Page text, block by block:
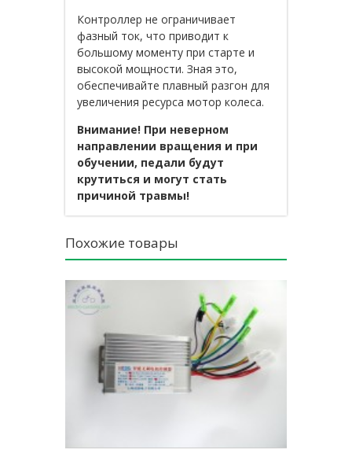
Контроллер не ограничивает
фазный ток, что приводит к
большому моменту при старте и
высокой мощности. Зная это,
обеспечивайте плавный разгон для
увеличения ресурса мотор колеса.
Внимание! При неверном
направлении вращения и при
обучении, педали будут
крутиться и могут стать
причиной травмы!
Похожие товары